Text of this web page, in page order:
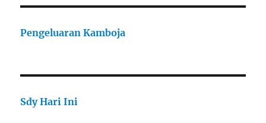
Pengeluaran Kamboja
Sdy Hari Ini